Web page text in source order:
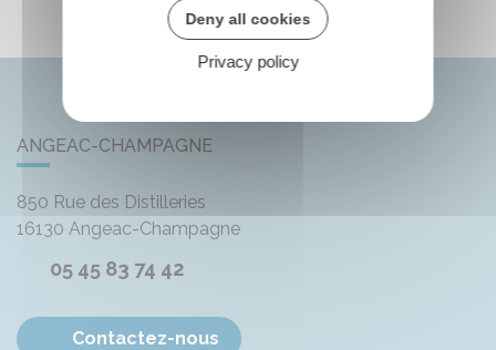
ANGEAC-CHAMPAGNE
850 Rue des Distilleries
16130 Angeac-Champagne
05 45 83 74 42
Contactez-nous
Deny all cookies
Privacy policy